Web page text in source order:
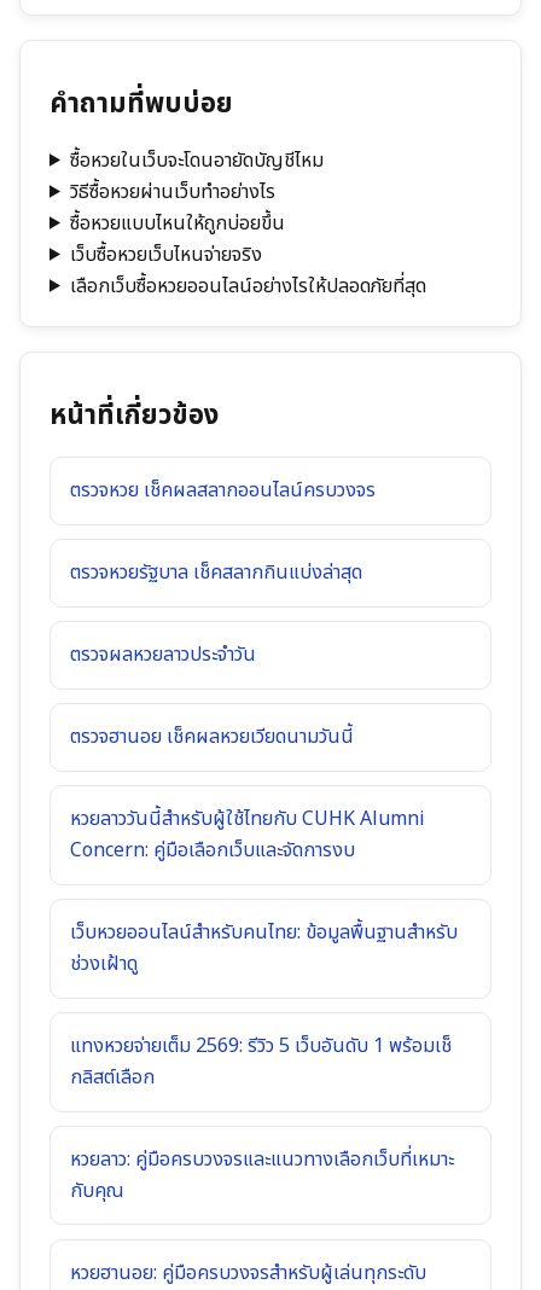
คำถามที่พบบ่อย
ซื้อหวยในเว็บจะโดนอายัดบัญชีไหม
วิธีซื้อหวยผ่านเว็บทำอย่างไร
ซื้อหวยแบบไหนให้ถูกบ่อยขึ้น
เว็บซื้อหวยเว็บไหนจ่ายจริง
เลือกเว็บซื้อหวยออนไลน์อย่างไรให้ปลอดภัยที่สุด
หน้าที่เกี่ยวข้อง
ตรวจหวย เช็คผลสลากออนไลน์ครบวงจร
ตรวจหวยรัฐบาล เช็คสลากกินแบ่งล่าสุด
ตรวจผลหวยลาวประจำวัน
ตรวจฮานอย เช็คผลหวยเวียดนามวันนี้
หวยลาววันนี้สำหรับผู้ใช้ไทยกับ CUHK Alumni
Concern: คู่มือเลือกเว็บและจัดการงบ
เว็บหวยออนไลน์สำหรับคนไทย: ข้อมูลพื้นฐานสำหรับ
ช่วงเฝ้าดู
แทงหวยจ่ายเต็ม 2569: รีวิว 5 เว็บอันดับ 1 พร้อมเช็
กลิสต์เลือก
หวยลาว: คู่มือครบวงจรและแนวทางเลือกเว็บที่เหมาะ
กับคุณ
หวยฮานอย: คู่มือครบวงจรสำหรับผู้เล่นทุกระดับ